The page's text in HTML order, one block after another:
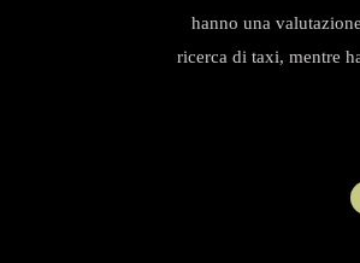
hanno una
ricerca di taxi, mentre